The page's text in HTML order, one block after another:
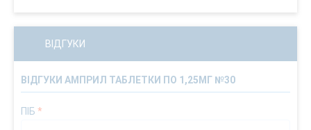
ВІДГУКИ
ВІДГУКИ АМПРИЛ ТАБЛЕТКИ ПО 1,25МГ №30
ПІБ *